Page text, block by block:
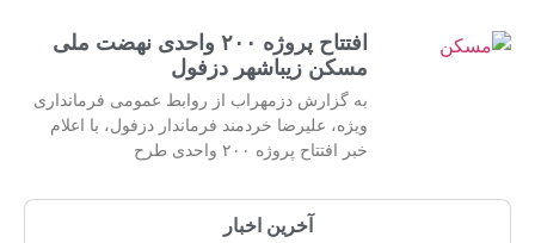
افتتاح پروژه ۲۰۰ واحدی نهضت ملی
مسکن زیباشهر دزفول
به گزارش دزمهراب از روابط عمومی فرمانداری
ویژه، علیرضا خردمند فرماندار دزفول، با اعلام
خبر افتتاح پروژه ۲۰۰ واحدی طرح
آخرین اخبار